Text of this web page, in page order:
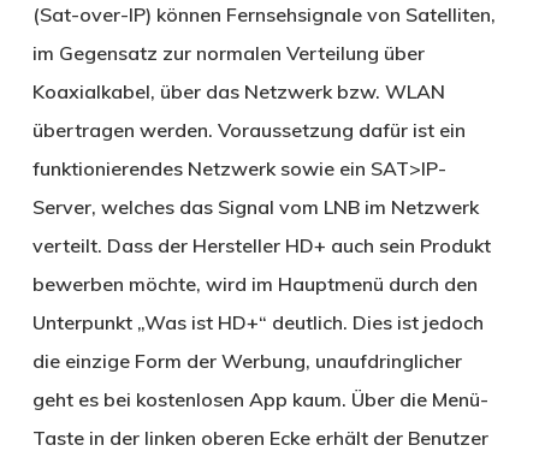
(Sat-over-IP) können Fernsehsignale von Satelliten,
im Gegensatz zur normalen Verteilung über
Koaxialkabel, über das Netzwerk bzw. WLAN
übertragen werden. Voraussetzung dafür ist ein
funktionierendes Netzwerk sowie ein SAT>IP-
Server, welches das Signal vom LNB im Netzwerk
verteilt. Dass der Hersteller HD+ auch sein Produkt
bewerben möchte, wird im Hauptmenü durch den
Unterpunkt „Was ist HD+“ deutlich. Dies ist jedoch
die einzige Form der Werbung, unaufdringlicher
geht es bei kostenlosen App kaum. Über die Menü-
Taste in der linken oberen Ecke erhält der Benutzer